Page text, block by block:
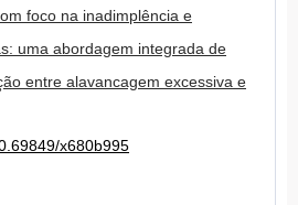
foco na inadimplência e
uma abordagem integrada de
entre alavancagem excessiva e
x680b995